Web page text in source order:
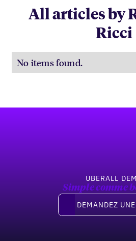
All articles by
Ricci
No items found.
UBERALL
Simple comme
Demandez une
DEMANDEZ